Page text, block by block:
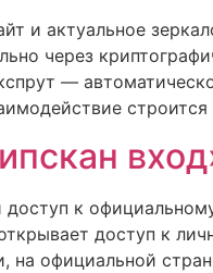
и актуальное
через
—
к
доступ к
на официальной